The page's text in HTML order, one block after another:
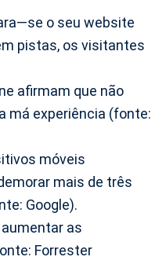
o seu website
pistas, os visitantes
afirmam que não
má experiência (fonte:
móveis
mais de três
Google).
aumentar as
Forrester